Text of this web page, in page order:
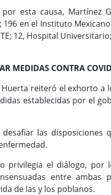
esta causa, Martínez
en el Instituto Mexicano
12, Hospital
MEDIDAS CONTRA
reiteró el exhorto a
establecidas por el
las disposiciones
privilegia el diálogo, por
entre
de las y los poblanos.